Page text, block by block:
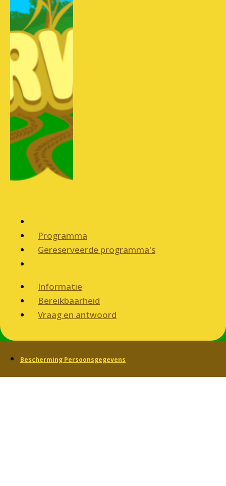
Programma
Gereserveerde programma's
Informatie
Bereikbaarheid
Vraag en antwoord
Bescherming Persoonsgegevens